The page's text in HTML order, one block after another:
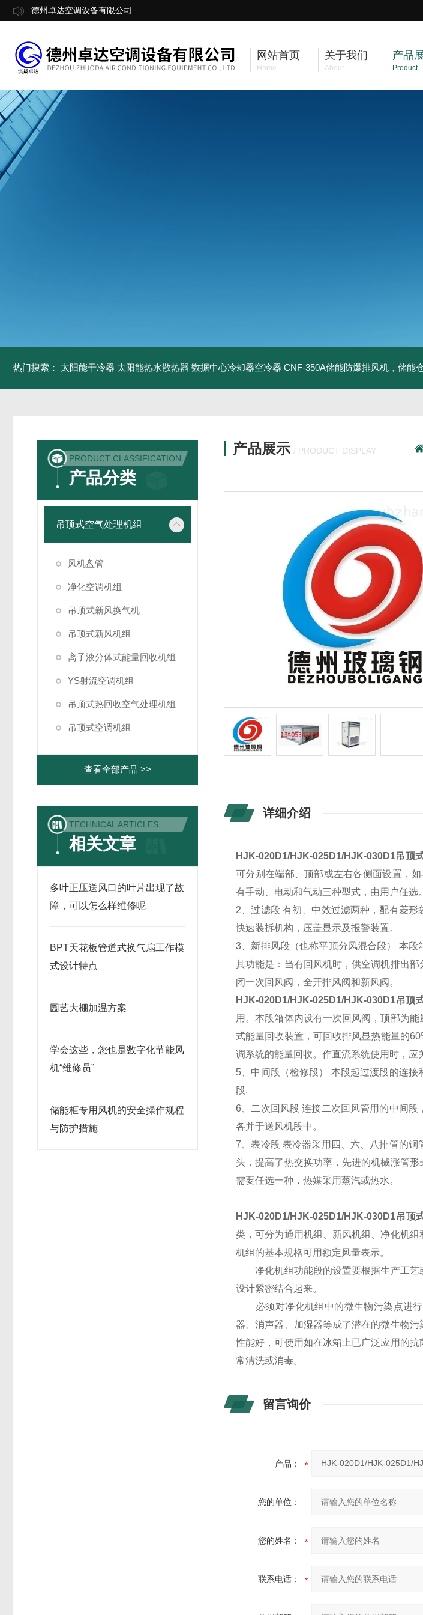
德州卓达空调设备有限公司
网站首页
Home
关于我们
About
产品
Product
热门搜索： 太阳能干冷器 太阳能热水散热器 数据中心冷却器空冷器 CNF-350A储能防爆排风机，储能
PRODUCT CLASSIFICATION
产品分类
吊顶式空气处理机组
风机盘管
净化空调机组
吊顶式新风换气机
吊顶式新风机组
离子液分体式能量回收机组
YS射流空调机组
吊顶式热回收空气处理机组
吊顶式空调机组
查看全部产品 >>
TECHNICAL ARTICLES
相关文章
多叶正压送风口的叶片出现了故
障，可以怎么样维修呢
BPT天花板管道式换气扇工作模
式设计特点
园艺大棚加温方案
学会这些，您也是数字化节能风
机“维修员”
储能柜专用风机的安全操作规程
与防护措施
产品展示 / PRODUCT DISPLAY
详细介绍
HJK-020D1/HJK-025D1/HJK-030D1吊顶
可分别在端部、顶部或左右各侧面设置，
有手动、电动和气动三种型式，由用户任选。
2、过滤段 有初、中效过滤两种，配有菱
快速装拆机构，压盖显示及报警装置。
3、新排风段（也称平顶分风混合段） 本段
其功能是：当有回风机时，供空调机排出
闭一次回风阀，全开排风阀和新风阀。
HJK-020D1/HJK-025D1/HJK-030D1吊顶
用。本段箱体内设有一次回风阀，顶部为
式能量回收装置，可回收排风显热能量的
调系统的能量回收。作直流系统使用时，应
5、中间段（检修段） 本段起过渡段的连
段.
6、二次回风段 连接二次回风管用的中间
各并于送风机段中。
7、表冷段 表冷器采用四、六、八排管的
头，提高了热交换功率，先进的机械涨管
需要任选一种，热媒采用蒸汽或热水。
HJK-020D1/HJK-025D1/HJK-030D1吊顶
类，可分为通用机组、新风机组、净化机
机组的基本规格可用额定风量表示。
净化机组功能段的设置要根据生产工艺
设计紧密结合起来。
必须对净化机组中的微生物污染点进行
器、消声器、加湿器等成了潜在的微生物
性能好，可使用如在冰箱上已广泛应用的
常清洗或消毒。
留言询价
产品：
您的单位：
您的姓名：
联系电话：